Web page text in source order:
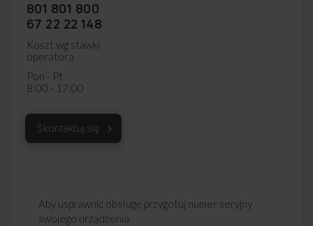
801 801 800
67 22 22 148
Koszt wg stawki
operatora
Pon - Pt
8:00 - 17:00
Skontaktuj się
Aby usprawnić obsługę przygotuj numer seryjny
swojego urządzenia.